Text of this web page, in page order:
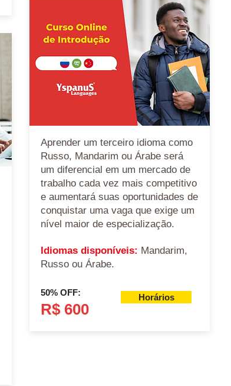
Aprender um terceiro idioma como
Russo, Mandarim ou Árabe será
um diferencial em um mercado de
trabalho cada vez mais competitivo
e aumentará suas oportunidades de
conquistar uma vaga que exige um
nível maior de especialização.
Idiomas disponíveis: Mandarim,
Russo ou Árabe.
50% OFF:
R$ 600
Horários